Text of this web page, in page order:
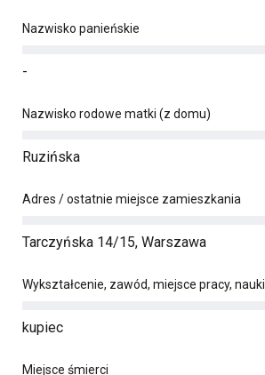
Nazwisko panieńskie
-
Nazwisko rodowe matki (z domu)
Ruzińska
Adres / ostatnie miejsce zamieszkania
Tarczyńska 14/15, Warszawa
Wykształcenie, zawód, miejsce pracy, nauki
kupiec
Miejsce śmierci